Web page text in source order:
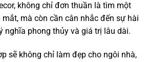
không chỉ đơn thuần là tìm một
mà còn cần cân nhắc đến sự hài
nghĩa phong thủy và giá trị lâu dài.
sẽ không chỉ làm đẹp cho ngôi nhà,